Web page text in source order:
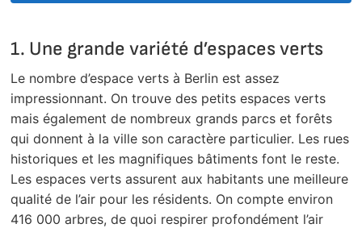
1. Une grande variété d’espaces verts
Le nombre d’espace verts à Berlin est assez
impressionnant. On trouve des petits espaces verts
mais également de nombreux grands parcs et forêts
qui donnent à la ville son caractère particulier. Les rues
historiques et les magnifiques bâtiments font le reste.
Les espaces verts assurent aux habitants une meilleure
qualité de l’air pour les résidents. On compte environ
416 000 arbres, de quoi respirer profondément l’air